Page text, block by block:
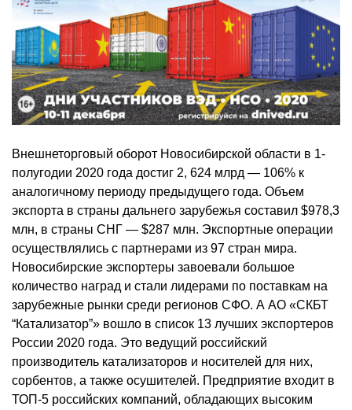
Внешнеторговый оборот Новосибирской области в 1-
полугодии 2020 года достиг 2, 624 млрд — 106% к
аналогичному периоду предыдущего года. Объем
экспорта в страны дальнего зарубежья составил $978,3
млн, в страны СНГ — $287 млн. Экспортные операции
осуществлялись с партнерами из 97 стран мира.
Новосибирские экспортеры завоевали большое
количество наград и стали лидерами по поставкам на
зарубежные рынки среди регионов СФО. А АО «СКБТ
“Катализатор”» вошло в список 13 лучших экспортеров
России 2020 года. Это ведущий российский
производитель катализаторов и носителей для них,
сорбентов, а также осушителей. Предприятие входит в
ТОП-5 российских компаний, обладающих высоким